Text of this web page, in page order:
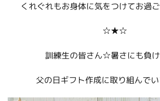
くれぐれもお身体に気をつけてお過ご
☆★☆
訓練生の皆さん☆暑さにも負け
父の日ギフト作成に取り組んで